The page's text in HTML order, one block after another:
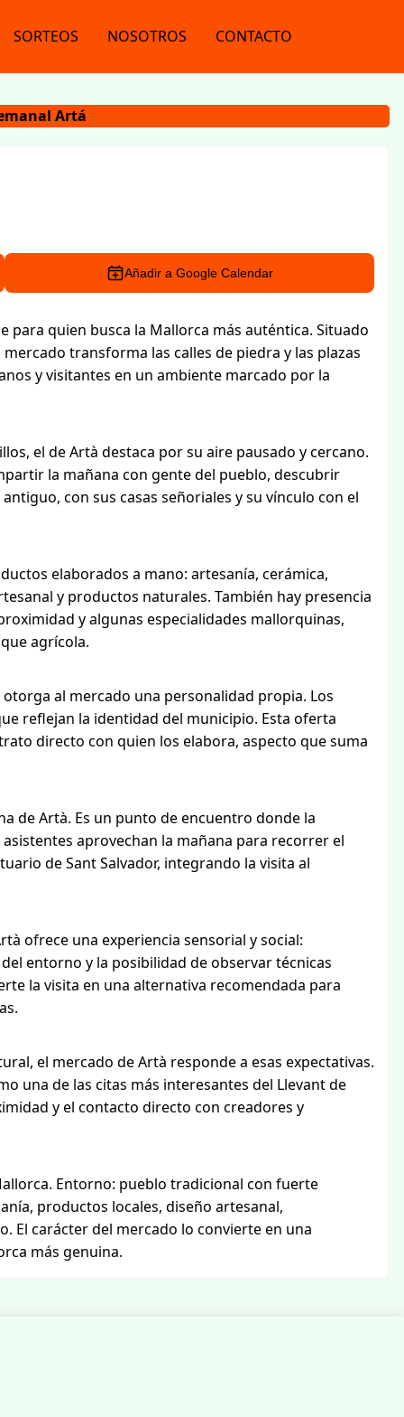
SORTEOS NOSOTROS CONTACTO
Artá
Añadir a Google Calendar
para quien busca la Mallorca más auténtica. Situado
transforma las calles de piedra y las plazas
y visitantes en un ambiente marcado por la
el de Artà destaca por su aire pausado y cercano.
la mañana con gente del pueblo, descubrir
con sus casas señoriales y su vínculo con el
elaborados a mano: artesanía, cerámica,
y productos naturales. También hay presencia
y algunas especialidades mallorquinas,
agrícola.
al mercado una personalidad propia. Los
reflejan la identidad del municipio. Esta oferta
directo con quien los elabora, aspecto que suma
de Artà. Es un punto de encuentro donde la
aprovechan la mañana para recorrer el
de Sant Salvador, integrando la visita al
ofrece una experiencia sensorial y social:
entorno y la posibilidad de observar técnicas
la visita en una alternativa recomendada para
el mercado de Artà responde a esas expectativas.
una de las citas más interesantes del Llevant de
y el contacto directo con creadores y
Entorno: pueblo tradicional con fuerte
productos locales, diseño artesanal,
El carácter del mercado lo convierte en una
más genuina.